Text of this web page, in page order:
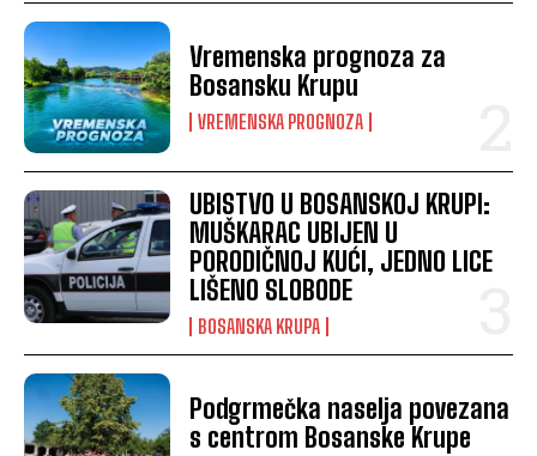
Vremenska prognoza za
Bosansku Krupu
VREMENSKA PROGNOZA
UBISTVO U BOSANSKOJ KRUPI:
MUŠKARAC UBIJEN U
PORODIČNOJ KUĆI, JEDNO LICE
LIŠENO SLOBODE
BOSANSKA KRUPA
Podgrmečka naselja povezana
s centrom Bosanske Krupe